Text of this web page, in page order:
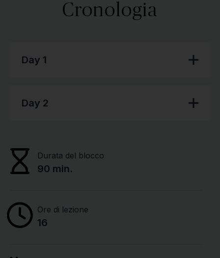
Cronologia
Day 1
Day 2
Durata del blocco
90 min.
Ore di lezione
16